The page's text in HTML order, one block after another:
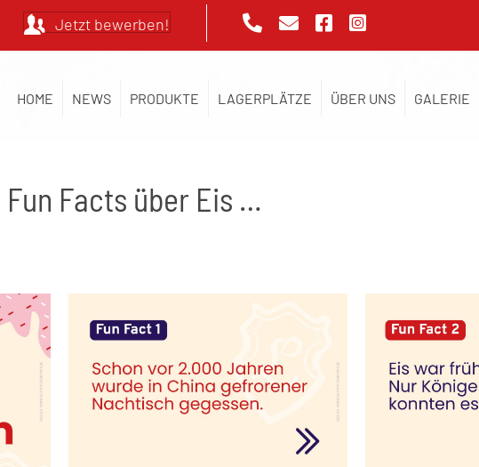
Jetzt bewerben!
HOME NEWS PRODUKTE LAGERPLÄTZE ÜBER UNS GALERIE
Facts über Eis …